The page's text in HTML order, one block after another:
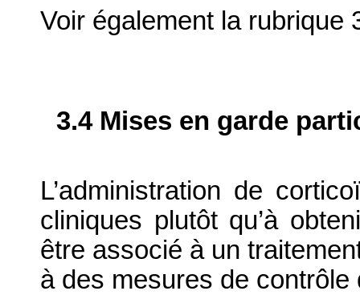
Voir également la rubrique
3.4 Mises en garde
L’administration de
cliniques plutôt qu’à
être associé à un
à des mesures de contrôle